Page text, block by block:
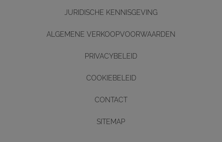
JURIDISCHE KENNISGEVING
ALGEMENE VERKOOPVOORWAARDEN
PRIVACYBELEID
COOKIEBELEID
CONTACT
SITEMAP
Diseño y desarrollo web -